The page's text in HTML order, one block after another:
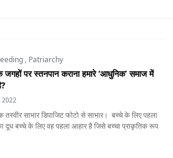
, Patriarchy
जगहों पर स्तनपान कराना हमारे ‘आधुनिक’ समाज में
2022
तस्वीर साभार डिपाजिट फोटो से साभार। बच्चे के लिए पहला
दूध बच्चे के लिए वह पहला आहार है जिसे बच्चा प्राकृतिक रूप